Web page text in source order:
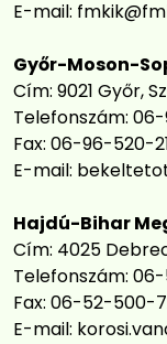
E-mail:
Győr-Moson-
Cím: 9021 Győr,
Telefonszám:
Fax: 06-96-520-
E-mail:
Hajdú-Bihar
Cím: 4025
Telefonszám:
Fax: 06-52-500-
E-mail: